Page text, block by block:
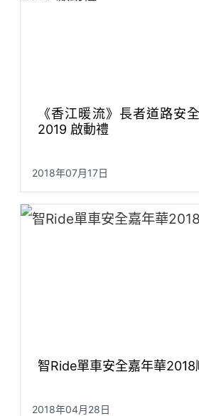
《香江暖流》長者道路安
2019 啟動禮
2018年07月17日
智Ride單車安全嘉年華2018
2018年04月28日